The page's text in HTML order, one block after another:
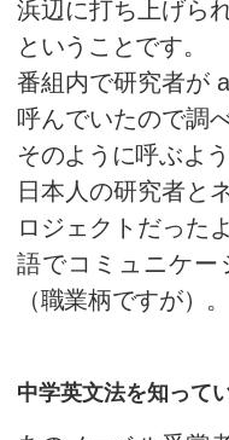
基本の繰
今回は英会
たいと思いま
つい先日
の「ダイオ
容の番組が
という世界